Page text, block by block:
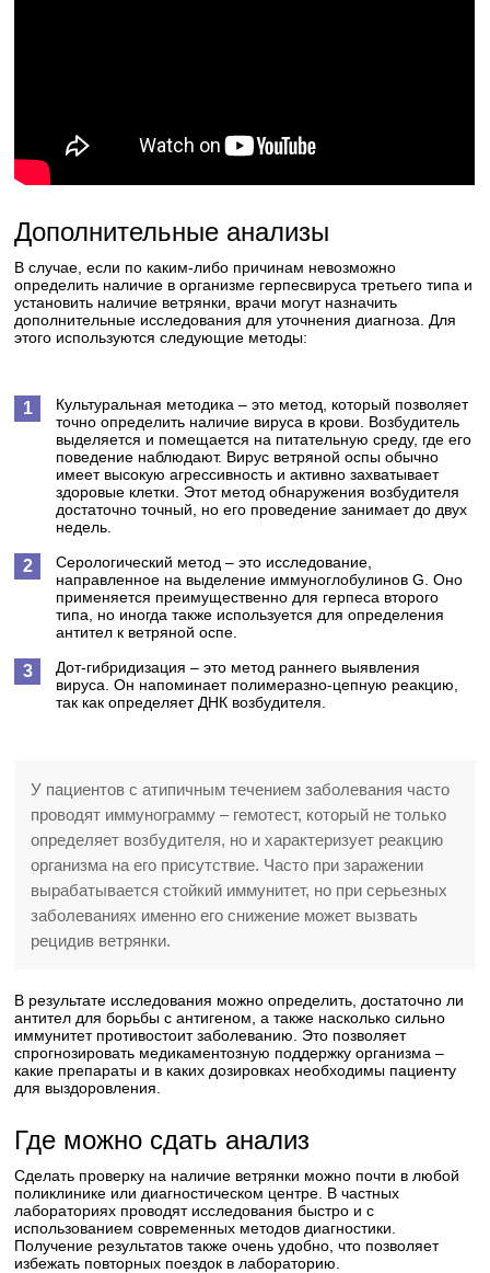
Дополнительные анализы
В случае, если по каким-либо причинам невозможно
определить наличие в организме герпесвируса третьего типа и
установить наличие ветрянки, врачи могут назначить
дополнительные исследования для уточнения диагноза. Для
этого используются следующие методы:
Культуральная методика – это метод, который позволяет
точно определить наличие вируса в крови. Возбудитель
выделяется и помещается на питательную среду, где его
поведение наблюдают. Вирус ветряной оспы обычно
имеет высокую агрессивность и активно захватывает
здоровые клетки. Этот метод обнаружения возбудителя
достаточно точный, но его проведение занимает до двух
недель.
Серологический метод – это исследование,
направленное на выделение иммуноглобулинов G. Оно
применяется преимущественно для герпеса второго
типа, но иногда также используется для определения
антител к ветряной оспе.
Дот-гибридизация – это метод раннего выявления
вируса. Он напоминает полимеразно-цепную реакцию,
так как определяет ДНК возбудителя.
У пациентов с атипичным течением заболевания часто
проводят иммунограмму – гемотест, который не только
определяет возбудителя, но и характеризует реакцию
организма на его присутствие. Часто при заражении
вырабатывается стойкий иммунитет, но при серьезных
заболеваниях именно его снижение может вызвать
рецидив ветрянки.
В результате исследования можно определить, достаточно ли
антител для борьбы с антигеном, а также насколько сильно
иммунитет противостоит заболеванию. Это позволяет
спрогнозировать медикаментозную поддержку организма –
какие препараты и в каких дозировках необходимы пациенту
для выздоровления.
Где можно сдать анализ
Сделать проверку на наличие ветрянки можно почти в любой
поликлинике или диагностическом центре. В частных
лабораториях проводят исследования быстро и с
использованием современных методов диагностики.
Получение результатов также очень удобно, что позволяет
избежать повторных поездок в лабораторию.